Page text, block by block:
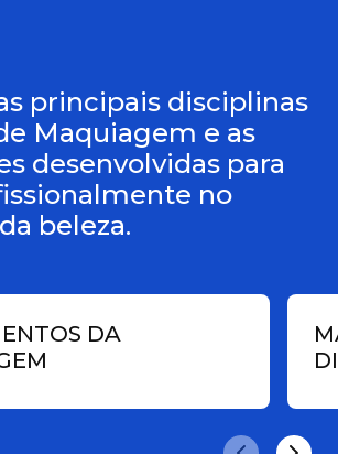
principais disciplinas
Maquiagem e as
desenvolvidas para
no
beleza.
DA